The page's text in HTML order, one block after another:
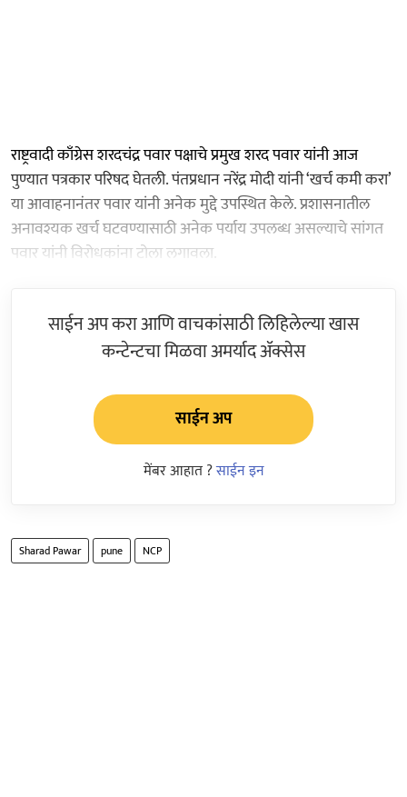
राष्ट्रवादी काँग्रेस शरदचंद्र पवार पक्षाचे प्रमुख शरद पवार यांनी आज
पुण्यात पत्रकार परिषद घेतली. पंतप्रधान नरेंद्र मोदी यांनी ‘खर्च कमी करा’
या आवाहनानंतर पवार यांनी अनेक मुद्दे उपस्थित केले. प्रशासनातील
अनावश्यक खर्च घटवण्यासाठी अनेक पर्याय उपलब्ध असल्याचे सांगत
पवार यांनी विरोधकांना टोला लगावला.
साईन अप करा आणि वाचकांसाठी लिहिलेल्या खास
कन्टेन्टचा मिळवा अमर्याद ॲक्सेस
साईन अप
मेंबर आहात ?साईन इन
Sharad Pawar pune NCP